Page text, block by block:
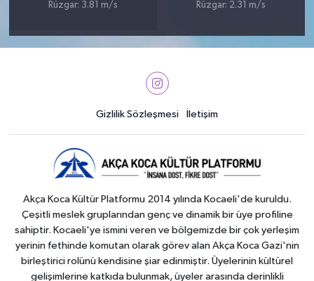
Rüzgar: 3.81 m/s
Rüzgar: 2.31 m/s
Gizlilik Sözleşmesi İletişim
Akça Koca Kültür Platformu 2014 yılında Kocaeli'de kuruldu.
Çeşitli meslek gruplarından genç ve dinamik bir üye profiline
sahiptir. Kocaeli'ye ismini veren ve bölgemizde bir çok yerleşim
yerinin fethinde komutan olarak görev alan Akça Koca Gazi'nin
birleştirici rolünü kendisine şiar edinmiştir. Üyelerinin kültürel
gelişimlerine katkıda bulunmak, üyeler arasında derinlikli